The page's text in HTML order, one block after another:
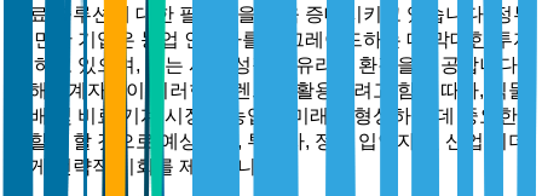
비료 솔루션에 대한 필요성을 더욱 증대시키고 있습니다. 정부
와 민간 기업은 농업 인프라를 업그레이드하는 데 막대한 투자
를 하고 있으며, 이는 시장 성장에 유리한 환경을 제공합니다.
이해관계자들이 이러한 트렌드를 활용하려고 함에 따라, 식물
재배 및 비료 기계 시장은 농업의 미래를 형성하는 데 중요한
역할을 할 것으로 예상되며, 투자자, 정책 입안자 및 산업 리더
에게 전략적 기회를 제공합니다.